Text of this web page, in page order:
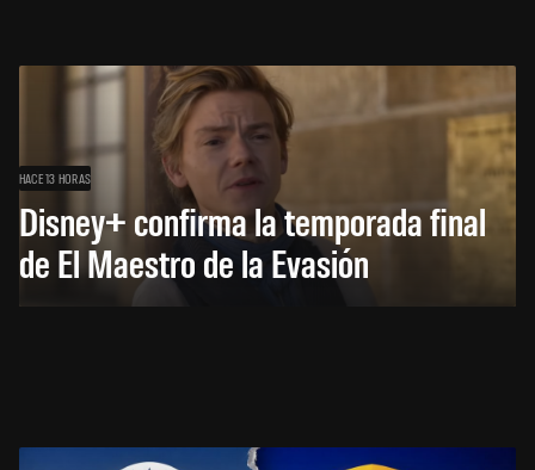
HACE 13 HORAS
Disney+ confirma la temporada final
de El Maestro de la Evasión